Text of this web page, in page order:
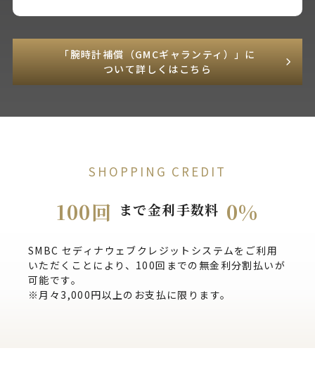
「腕時計補償（GMCギャランティ）」に
ついて詳しくはこちら
SHOPPING CREDIT
100回 まで金利手数料 0%
SMBC セディナウェブクレジットシステムをご利用
いただくことにより、100回までの無金利分割払いが
可能です。
※月々3,000円以上のお支払に限ります。